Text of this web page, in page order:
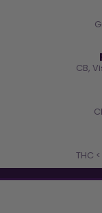
CB,
THC
Inscris-toi et